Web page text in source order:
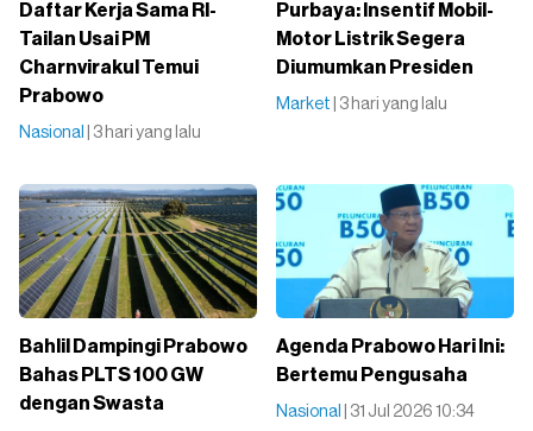
Daftar Kerja Sama RI-
Tailan Usai PM
Charnvirakul Temui
Prabowo
Nasional | 3 hari yang lalu
Purbaya: Insentif Mobil-
Motor Listrik Segera
Diumumkan Presiden
Market | 3 hari yang lalu
Bahlil Dampingi Prabowo
Bahas PLTS 100 GW
dengan Swasta
Agenda Prabowo Hari Ini:
Bertemu Pengusaha
Nasional | 31 Jul 2026 10:34